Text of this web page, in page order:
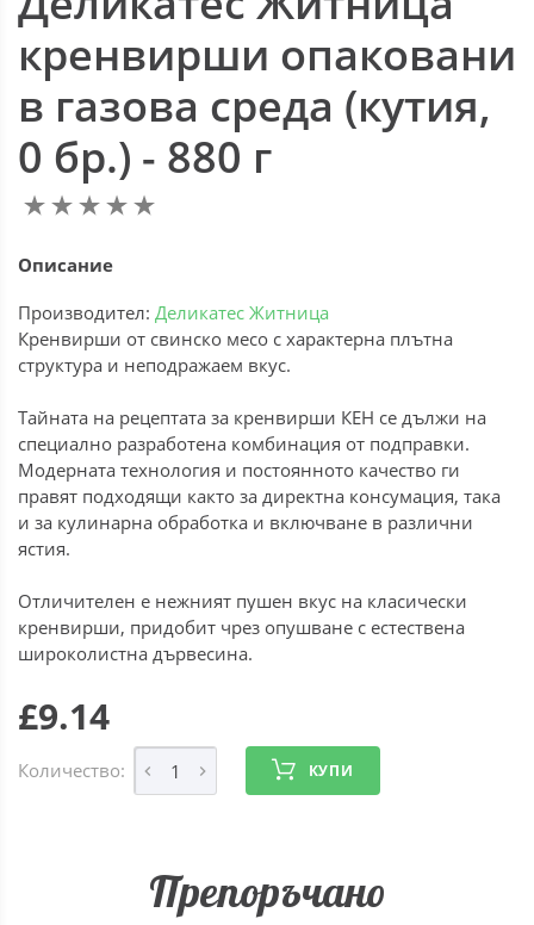
кренвирши опаковани
в газова среда (кутия,
0 бр.) - 880 г
Описание
Производител: Деликатес Житница
Кренвирши от свинско месо с характерна плътна
структура и неподражаем вкус.
Тайната на рецептата за кренвирши КЕН се дължи на
специално разработена комбинация от подправки.
Модерната технология и постоянното качество ги
правят подходящи както за директна консумация, така
и за кулинарна обработка и включване в различни
ястия.
Отличителен е нежният пушен вкус на класически
кренвирши, придобит чрез опушване с естествена
широколистна дървесина.
£9.14
Количество: КУПИ
Препоръчано